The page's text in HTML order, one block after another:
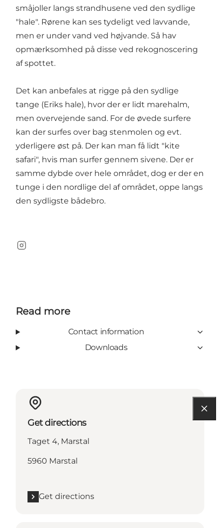
småjoller langs strandhusene ved den sydlige
"hale". Rørene kan ses tydeligt ved lavvande,
men er under vand ved højvande. Så hav
opmærksomhed på disse ved rekognoscering
af spottet.
Det kan anbefales at rigge på den sydlige
tange (Eriks hale), hvor der er lidt marehalm,
men overvejende sand. For de øvede surfere
kan der surfes over bag stenmolen og evt.
yderligere øst på. Der kan man få lidt "kite
safari", hvis man surfer gennem sivene. Der er
samme dybde over hele området, dog er der en
tunge i den nordlige del af området, oppe langs
den sydligste bådebro.
Instagram
Read more
Contact information
Downloads
Get directions
Taget 4, Marstal
5960 Marstal
Get directions